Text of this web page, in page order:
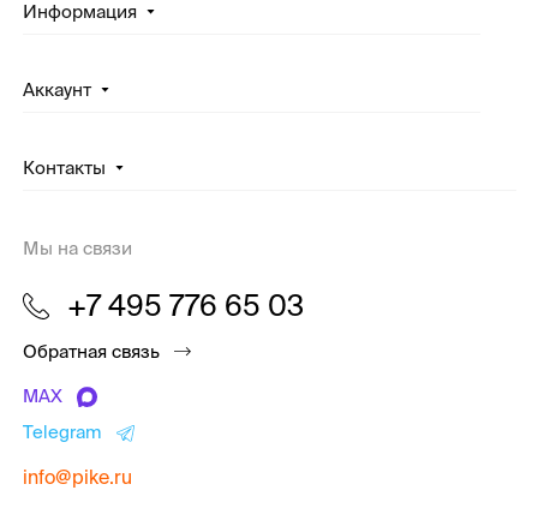
Информация
Аккаунт
Контакты
Мы на связи
+7 495 776 65 03
Обратная связь
MAX
Telegram
info@pike.ru